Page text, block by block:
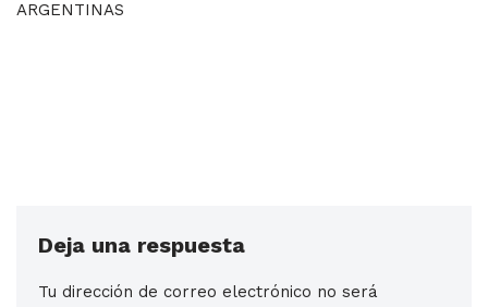
ARGENTINAS
Deja una respuesta
Tu dirección de correo electrónico no será